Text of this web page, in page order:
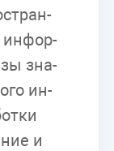
ин­фор­
зна­
ин­
и